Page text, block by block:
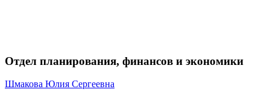
Отдел планирования, финансов и экономики
Шмакова Юлия Сергеевна